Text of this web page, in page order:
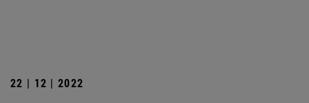
22 | 12 | 2022